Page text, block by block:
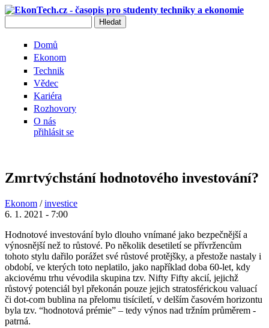
Přejít k hlavnímu obsahu
Domů
Ekonom
Technik
Vědec
Kariéra
Rozhovory
O nás
přihlásit se
Zmrtvýchstání hodnotového investování?
Ekonom /investice
6. 1. 2021 - 7:00
Hodnotové investování bylo dlouho vnímané jako bezpečnější a
výnosnější než to růstové. Po několik desetiletí se přívržencům
tohoto stylu dařilo porážet své růstové protějšky, a přestože nastaly i
období, ve kterých toto neplatilo, jako například doba 60-let, kdy
akciovému trhu vévodila skupina tzv. Nifty Fifty akcií, jejichž
růstový potenciál byl překonán pouze jejich stratosférickou valuací
či dot-com bublina na přelomu tisíciletí, v delším časovém horizontu
byla tzv. “hodnotová prémie” – tedy výnos nad tržním průměrem -
patrná.